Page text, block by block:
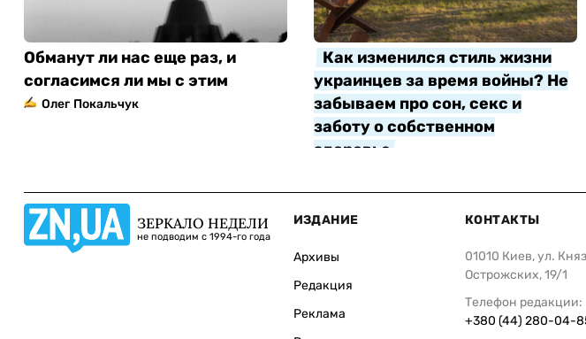
Обманут ли нас еще раз, и
согласимся ли мы с этим
Олег Покальчук
Как изменился стиль жизни
украинцев за время войны? Не
забываем про сон, секс и
заботу о собственном
здоровье
ЗЕРКАЛО НЕДЕЛИ
не подводим с 1994-го года
ИЗДАНИЕ
Архивы
Редакция
Реклама
КОНТАКТЫ
01010 Киев, ул.
Острожских, 19/1
Телефон редакции:
+380 (44) 280-04-